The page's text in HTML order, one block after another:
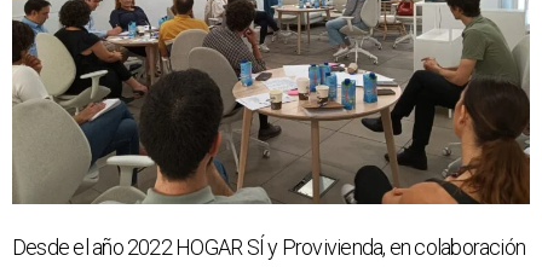
Desde el año 2022 HOGAR SÍ y Provivienda, en colaboración